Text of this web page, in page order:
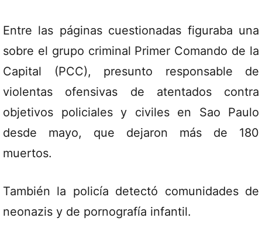
Entre las páginas cuestionadas figuraba una
sobre el grupo criminal Primer Comando de la
Capital (PCC), presunto responsable de
violentas ofensivas de atentados contra
objetivos policiales y civiles en Sao Paulo
desde mayo, que dejaron más de 180
muertos.
También la policía detectó comunidades de
neonazis y de pornografía infantil.